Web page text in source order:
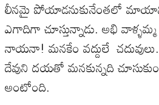
లీనమై పోయాడనుకునేంతలో
ఎగాదిగా చూస్తున్నాడు. అభి
నాయనా! మనకేం వద్దులే చదువులు.
దేవుని దయతో మనకున్నది
అంటోంది.